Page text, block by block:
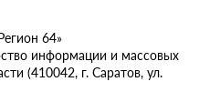
64»
информации и массовых
(410042, г. Саратов, ул.